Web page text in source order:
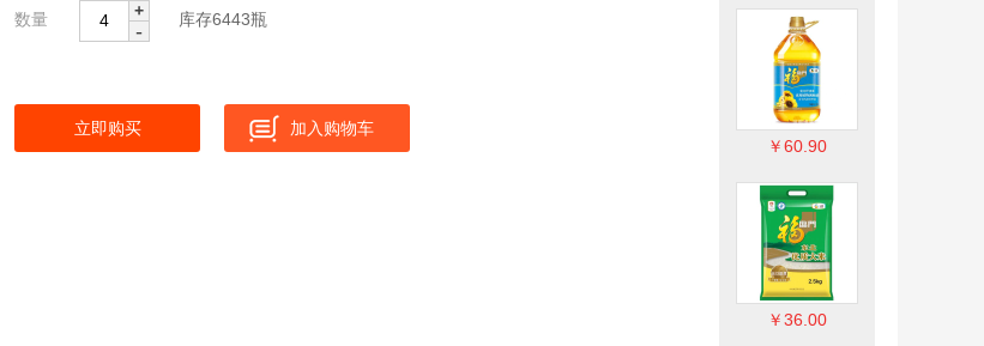
数量 +
- 库存6443瓶
立即购买 加入购物车
￥60.90
￥36.00